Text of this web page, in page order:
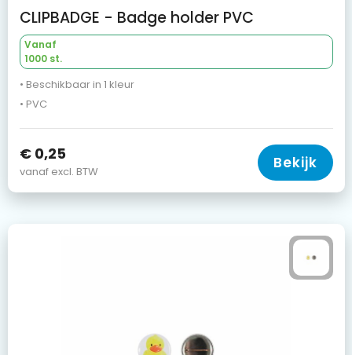
CLIPBADGE - Badge holder PVC
Vanaf
1000 st.
• Beschikbaar in 1 kleur
• PVC
€ 0,25
vanaf excl. BTW Bekijk